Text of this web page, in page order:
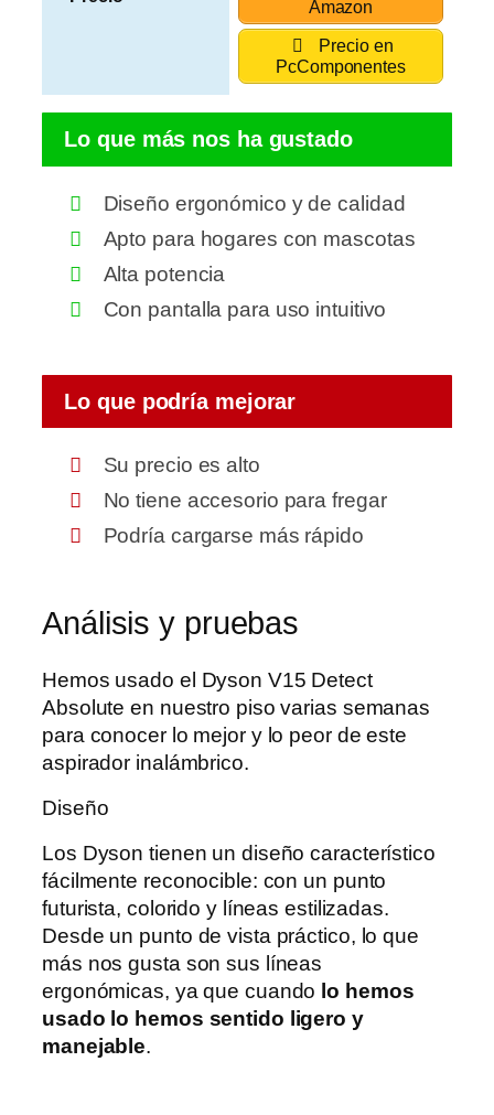
Amazon
Precio en
PcComponentes
Lo que más nos ha gustado
Diseño ergonómico y de calidad
Apto para hogares con mascotas
Alta potencia
Con pantalla para uso intuitivo
Lo que podría mejorar
Su precio es alto
No tiene accesorio para fregar
Podría cargarse más rápido
Análisis y pruebas
Hemos usado el Dyson V15 Detect
Absolute en nuestro piso varias semanas
para conocer lo mejor y lo peor de este
aspirador inalámbrico.
Diseño
Los Dyson tienen un diseño característico
fácilmente reconocible: con un punto
futurista, colorido y líneas estilizadas.
Desde un punto de vista práctico, lo que
más nos gusta son sus líneas
ergonómicas, ya que cuando lo hemos
usado lo hemos sentido ligero y
manejable.